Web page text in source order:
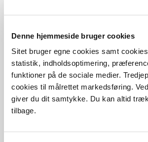
Denne hjemmeside bruger cookies
Sitet bruger egne cookies samt
statistik, indholdsoptimering,
funktioner på de sociale medier.
cookies til målrettet markedsføring.
giver du dit samtykke. Du kan altid
tilbage.
Parkeringsplads (47264) -
Villebøl Bro
På nordsiden af Kongeåen
findes en rasteplads, hvor
Der går to rundture ud fra P-
også muligt at gå længere
Læs mere